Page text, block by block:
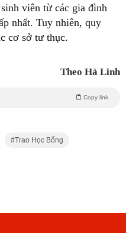
viên từ các gia đình
nhất. Tuy nhiên, quy
cơ sở tư thục.
Theo Hà Linh
Copy link
Trao Học Bổng